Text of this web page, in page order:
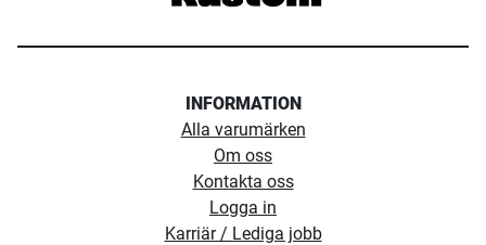
INFORMATION
Alla varumärken
Om oss
Kontakta oss
Logga in
Karriär / Lediga jobb